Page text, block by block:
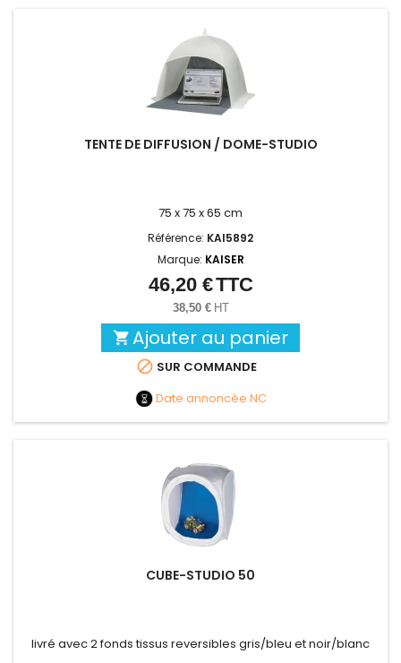
TENTE DE DIFFUSION / DOME-STUDIO
75 x 75 x 65 cm
Référence: KAI5892
Marque: KAISER
Prix
46,20 €TTC
38,50 € HT
 Ajouter au panier
 SUR COMMANDE
Date annoncée NC
CUBE-STUDIO 50
livré avec 2 fonds tissus reversibles gris/bleu et noir/blanc